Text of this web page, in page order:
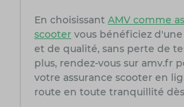
En choisissant AMV comme
scootervous bénéficiez d'une
et de qualité, sans perte de
plus, rendez-vous sur amv.fr
votre assurance scooter en
route en toute tranquillité